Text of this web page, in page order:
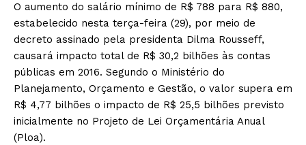
O aumento do salário mínimo de R$ 788 para R$ 880,
estabelecido nesta terça-feira (29), por meio de
decreto assinado pela presidenta Dilma Rousseff,
causará impacto total de R$ 30,2 bilhões às contas
públicas em 2016. Segundo o Ministério do
Planejamento, Orçamento e Gestão, o valor supera em
R$ 4,77 bilhões o impacto de R$ 25,5 bilhões previsto
inicialmente no Projeto de Lei Orçamentária Anual
(Ploa).